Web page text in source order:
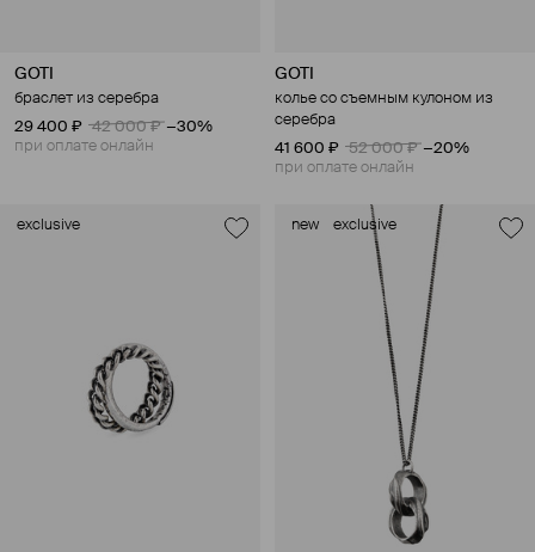
GOTI
браслет из серебра
29 400 ₽
42 000 ₽ −30%
при оплате онлайн
GOTI
колье со съемным кулоном из
серебра
41 600 ₽
52 000 ₽ −20%
при оплате онлайн
exclusive new exclusive